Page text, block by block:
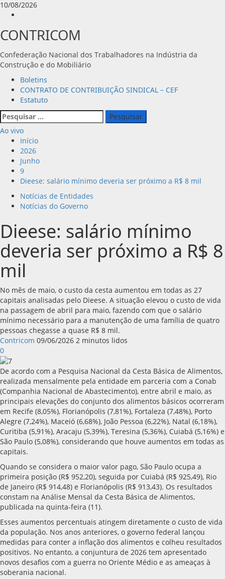
Avançar
para
conteúdo
10/08/2026
CONTRICOM
Confederação Nacional dos Trabalhadores na Indústria da
Construção e do Mobiliário
Menu
principal
Boletins
CONTRATO DE CONTRIBUIÇÃO SINDICAL – CEF
Estatuto
Pesquisar
por:
Ao vivo
Início
2026
Junho
9
Dieese: salário mínimo deveria ser próximo a R$ 8 mil
Notícias de Entidades
Notícias do Governo
Dieese: salário mínimo
deveria ser próximo a R$ 8
mil
No mês de maio, o custo da cesta aumentou em todas as 27
capitais analisadas pelo Dieese. A situação elevou o custo de vida
na passagem de abril para maio, fazendo com que o salário
mínimo necessário para a manutenção de uma família de quatro
pessoas chegasse a quase R$ 8 mil.
Contricom 09/06/2026 2 minutos lidos
0
De acordo com a Pesquisa Nacional da Cesta Básica de Alimentos,
realizada mensalmente pela entidade em parceria com a Conab
(Companhia Nacional de Abastecimento), entre abril e maio, as
principais elevações do conjunto dos alimentos básicos ocorreram
em Recife (8,05%), Florianópolis (7,81%), Fortaleza (7,48%), Porto
Alegre (7,24%), Maceió (6,68%), João Pessoa (6,22%), Natal (6,18%),
Curitiba (5,91%), Aracaju (5,39%), Teresina (5,36%), Cuiabá (5,16%) e
São Paulo (5,08%), considerando que houve aumentos em todas as
capitais.
Quando se considera o maior valor pago, São Paulo ocupa a
primeira posição (R$ 952,20), seguida por Cuiabá (R$ 925,49), Rio
de Janeiro (R$ 914,48) e Florianópolis (R$ 913,43). Os resultados
constam na Análise Mensal da Cesta Básica de Alimentos,
publicada na quinta-feira (11).
Esses aumentos percentuais atingem diretamente o custo de vida
da população. Nos anos anteriores, o governo federal lançou
medidas para conter a inflação dos alimentos e colheu resultados
positivos. No entanto, a conjuntura de 2026 tem apresentado
novos desafios com a guerra no Oriente Médio e as ameaças à
soberania nacional.